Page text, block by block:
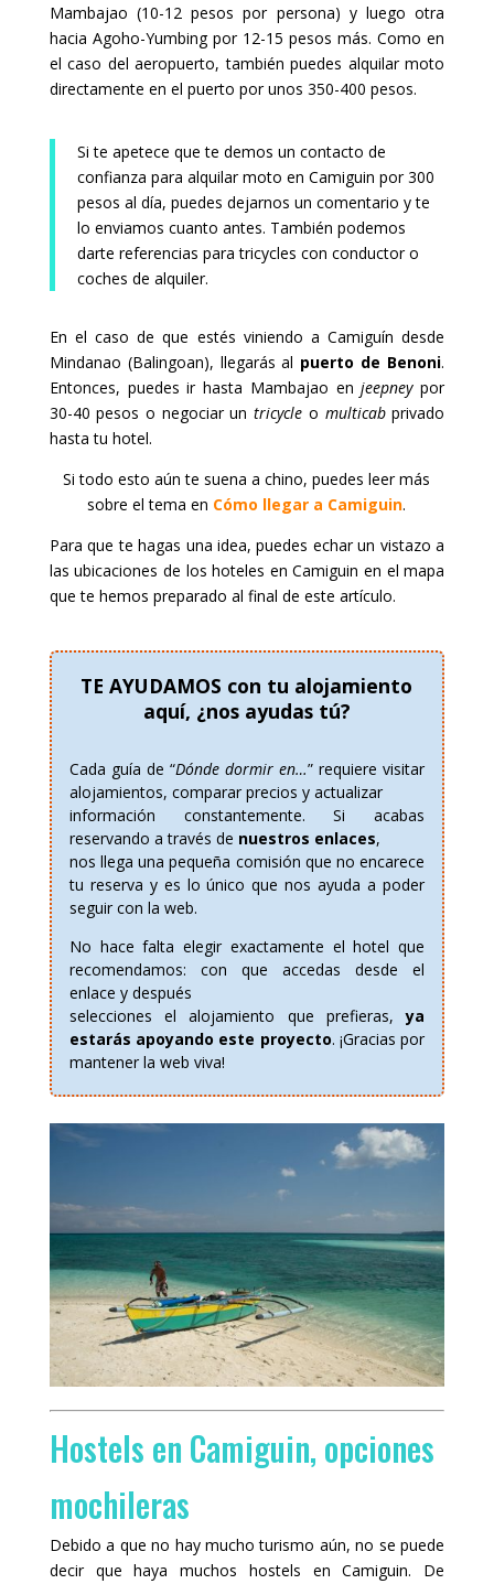
Mambajao (10-12 pesos por persona) y luego otra
hacia Agoho-Yumbing por 12-15 pesos más. Como en
el caso del aeropuerto, también puedes alquilar moto
directamente en el puerto por unos 350-400 pesos.
Si te apetece que te demos un contacto de
confianza para alquilar moto en Camiguin por 300
pesos al día, puedes dejarnos un comentario y te
lo enviamos cuanto antes. También podemos
darte referencias para tricycles con conductor o
coches de alquiler.
En el caso de que estés viniendo a Camiguín desde
Mindanao (Balingoan), llegarás al puerto de Benoni.
Entonces, puedes ir hasta Mambajao enjeepneypor
30-40 pesos o negociar untricycle o multicabprivado
hasta tu hotel.
Si todo esto aún te suena a chino, puedes leer más
sobre el tema en Cómo llegar a Camiguin.
Para que te hagas una idea, puedes echar un vistazo a
las ubicaciones de los hoteles en Camiguin en el mapa
que te hemos preparado al final de este artículo.
TE AYUDAMOS con tu alojamiento
aquí, ¿nos ayudas tú?
Cada guía de “Dónde dormir en…” requiere visitar
alojamientos, comparar precios y actualizar
información constantemente. Si acabas
reservando a través de nuestros enlaces,
nos llega una pequeña comisión que no encarece
tu reserva y es lo único que nos ayuda a poder
seguir con la web.
No hace falta elegir exactamente el hotel que
recomendamos: con que accedas desde el
enlace y después
selecciones el alojamiento que prefieras,ya
estarás apoyando este proyecto. ¡Gracias por
mantener la web viva!
Hostels en Camiguin, opciones
mochileras
Debido a que no hay mucho turismo aún, no se puede
decir que haya muchos hostels en Camiguin. De